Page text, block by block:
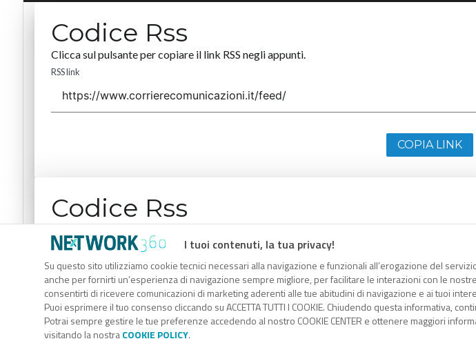
I tuoi contenuti, la tua privacy!
Su questo sito utilizziamo cookie tecnici necessari alla navigazione e funzionali all’erogazione del
anche per fornirti un’esperienza di navigazione sempre migliore, per facilitare le interazioni con le
consentirti di ricevere comunicazioni di marketing aderenti alle tue abitudini di navigazione e ai tuoi
Puoi esprimere il tuo consenso cliccando su ACCETTA TUTTI I COOKIE. Chiudendo questa informativa,
Potrai sempre gestire le tue preferenze accedendo al nostro COOKIE CENTER e ottenere maggiori
visitando la nostraCOOKIE POLICY.
Codice Rss
Clicca sul pulsante per copiare il link RSS negli appunti.
RSS link
COPIA LINK
Codice Rss
RSS link
COPIA LINK